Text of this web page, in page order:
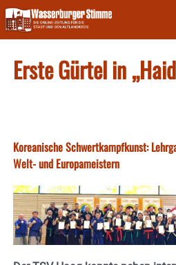
Skip
to
content
Erste Gürtel in
Koreanische Schwertkampfkunst:
Welt- und Europameistern